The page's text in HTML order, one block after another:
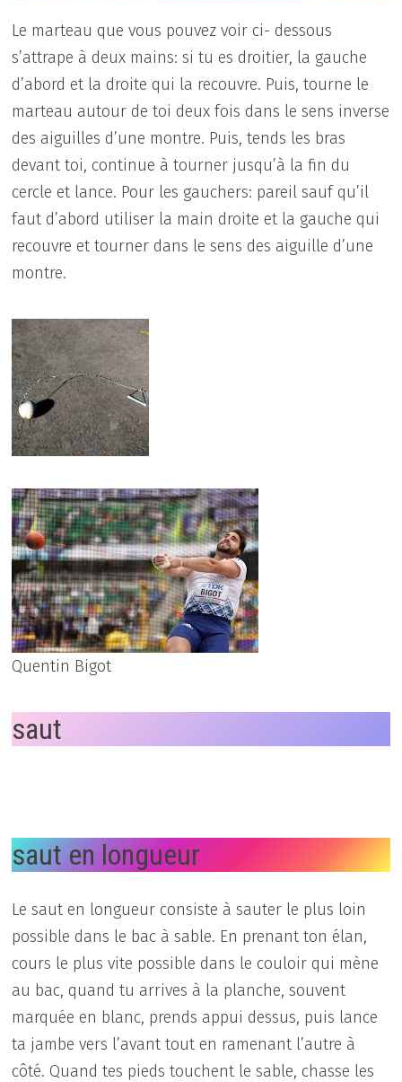
Le marteau que vous pouvez voir ci- dessous
s’attrape à deux mains: si tu es droitier, la gauche
d’abord et la droite qui la recouvre. Puis, tourne le
marteau autour de toi deux fois dans le sens inverse
des aiguilles d’une montre. Puis, tends les bras
devant toi, continue à tourner jusqu’à la fin du
cercle et lance. Pour les gauchers: pareil sauf qu’il
faut d’abord utiliser la main droite et la gauche qui
recouvre et tourner dans le sens des aiguille d’une
montre.
Quentin Bigot
saut
saut en longueur
Le saut en longueur consiste à sauter le plus loin
possible dans le bac à sable. En prenant ton élan,
cours le plus vite possible dans le couloir qui mène
au bac, quand tu arrives à la planche, souvent
marquée en blanc, prends appui dessus, puis lance
ta jambe vers l’avant tout en ramenant l’autre à
côté. Quand tes pieds touchent le sable, chasse les